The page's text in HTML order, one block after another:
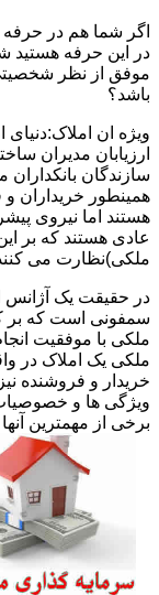
اگر شما هم در حرفه
در این حرفه هستید
موفق از نظر
باشد؟
ویژه ان املاک:دنیای
ارزیابان مدیران
سازندگان
همینطور خریداران
هستند اما نیروی
عادی هستند که بر
ملکی)نظارت می
در حقیقت یک آژانس
سمفونی است که بر
ملکی با موفقیت
ملکی یک املاک در
خریدار و فروشنده
ویژگی ها و
برخی از مهمترین